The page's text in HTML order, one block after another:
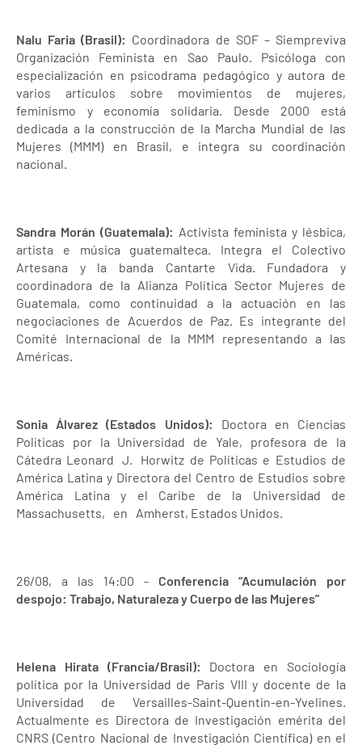
Nalu Faria (Brasil): Coordinadora de SOF – Siempreviva
Organización Feminista en Sao Paulo. Psicóloga con
especialización en psicodrama pedagógico y autora de
varios artículos sobre movimientos de mujeres,
feminismo y economía solidaria. Desde 2000 está
dedicada a la construcción de la Marcha Mundial de las
Mujeres (MMM) en Brasil, e integra su coordinación
nacional.
Sandra Morán (Guatemala): Activista feminista y lésbica,
artista e música guatemalteca. Integra el Colectivo
Artesana y la banda Cantarte Vida. Fundadora y
coordinadora de la Alianza Política Sector Mujeres de
Guatemala, como continuidad a la actuación en las
negociaciones de Acuerdos de Paz. Es integrante del
Comité Internacional de la MMM representando a las
Américas.
Sonia Álvarez (Estados Unidos): Doctora en Ciencias
Políticas por la Universidad de Yale, profesora de la
Cátedra Leonard J. Horwitz de Políticas e Estudios de
América Latina y Directora del Centro de Estudios sobre
América Latina y el Caribe de la Universidad de
Massachusetts, en Amherst, Estados Unidos.
26/08, a las 14:00 - Conferencia “Acumulación por
despojo: Trabajo, Naturaleza y Cuerpo de las Mujeres”
Helena Hirata (Francia/Brasil): Doctora en Sociología
política por la Universidad de Paris VIII y docente de la
Universidad de Versailles-Saint-Quentin-en-Yvelines.
Actualmente es Directora de Investigación emérita del
CNRS (Centro Nacional de Investigación Científica) en el